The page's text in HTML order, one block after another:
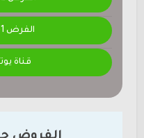
الفرض 1-المرحلة الأولى
قناة
الفروض